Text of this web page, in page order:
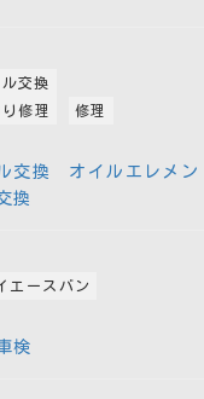
交換
修理
修理
換 オイルエレメン
換
エースバン
検